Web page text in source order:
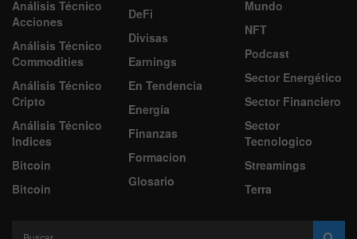
Análisis Técnico
Acciones
Análisis Técnico
Commodities
Análisis Técnico
Cripto
Análisis Técnico
Indices
Bitcoin
Bitcoin
DeFi
Divisas
Earnings
En Tendencia
Energía
Finanzas
Formacion
Glosario
Mundo
NFT
Podcast
Sector Energético
Sector Financiero
Sector
Tecnologico
Streamings
Terra